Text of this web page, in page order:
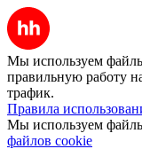
Мы используем
правильную работу
трафик.
Правила
Мы используем
файлов cookie